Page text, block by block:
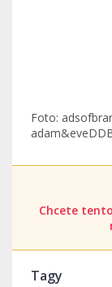
Foto:
Chcete
Tagy